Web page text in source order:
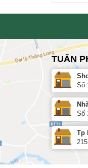
TUẤN
Số
Số
Tp